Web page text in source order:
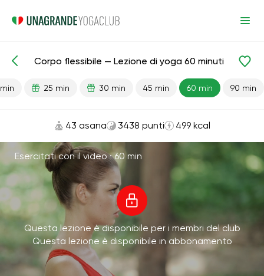
Lezioni pronte Flessibilità
Corpo flessibile — Lezione di yoga 60 minuti
25 min 30 min 45 min 60 min 90 min
43 asana 3438 punti 499 kcal
Esercitati con il video ·60 min
Questa lezione è disponibile per i membri del club
Questa lezione è disponibile in abbonamento